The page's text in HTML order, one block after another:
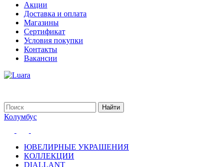
Акции
Доставка и оплата
Магазины
Сертификат
Условия покупки
Контакты
Вакансии
Колумбус
ЮВЕЛИРНЫЕ УКРАШЕНИЯ
КОЛЛЕКЦИИ
DIALLANT